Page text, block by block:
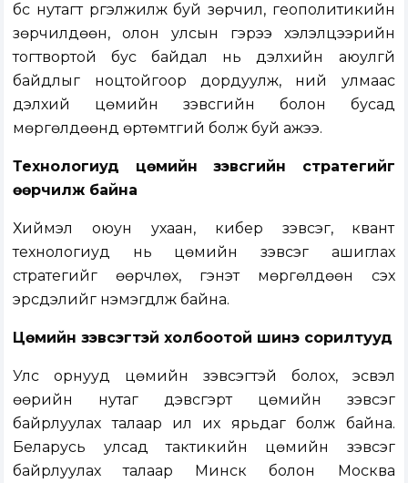
бүс нутагт үргэлжилж буй зөрчил, геополитикийн
зөрчилдөөн, олон улсын гэрээ хэлэлцээрийн
тогтвортой бус байдал нь дэлхийн аюулгүй
байдлыг ноцтойгоор дордуулж, үүний улмаас
дэлхий цөмийн зэвсгийн болон бусад
мөргөлдөөнд өртөмтгий болж буй ажээ.
Технологиуд цөмийн зэвсгийн стратегийг
өөрчилж байна
Хиймэл оюун ухаан, кибер зэвсэг, квант
технологиуд нь цөмийн зэвсэг ашиглах
стратегийг өөрчлөх, гэнэт мөргөлдөөн үүсэх
эрсдэлийг нэмэгдүүлж байна.
Цөмийн зэвсэгтэй холбоотой шинэ сорилтууд
Улс орнууд цөмийн зэвсэгтэй болох, эсвэл
өөрийн нутаг дэвсгэрт цөмийн зэвсэг
байрлуулах талаар илүү их ярьдаг болж байна.
Беларусь улсад тактикийн цөмийн зэвсэг
байрлуулах талаар Минск болон Москва